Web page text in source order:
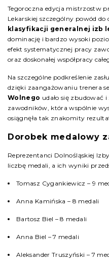
Tegoroczna edycja mistrzostw
Lekarskiej szczególny powód do
klasyfikacji generalnej izb
dominację i bardzo wysoki
efekt systematycznej pracy
oraz doskonałej współpracy
Na szczególne podkreślenie
dzięki zaangażowaniu trenera
Wolnego udało się zbudować
zawodników, która wspólnie
osiągnęła tak znakomity
Dorobek medalowy
Reprezentanci Dolnośląskiej
liczbę medali, a ich wyniki
Tomasz Cygankiewicz – 9
Anna Kamińska – 8 medali
Bartosz Biel – 8 medali
Anna Biel – 7 medali
Aleksander Truszyński – 7